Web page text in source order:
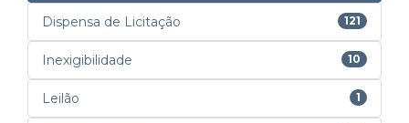
Dispensa de Licitação 121
Inexigibilidade 10
Leilão 1